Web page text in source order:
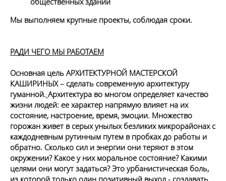
Мы выполняем крупные проекты, соблюдая сроки.
РАДИ ЧЕГО МЫ РАБОТАЕМ
Основная цель АРХИТЕКТУРНОЙ МАСТЕРСКОЙ
КАШИРИНЫХ – сделать современную архитектуру
гуманной. Архитектура во многом определяет качество
жизни людей: ее характер напрямую влияет на их
состояние, настроение, время, эмоции. Множество
горожан живет в серых унылых безликих микрорайонах с
каждодневным рутинным путем в пробках до работы и
обратно. Сколько сил и энергии они теряют в этом
окружении? Какое у них моральное состояние? Какими
целями они могут задаться? Это урбанистическая боль,